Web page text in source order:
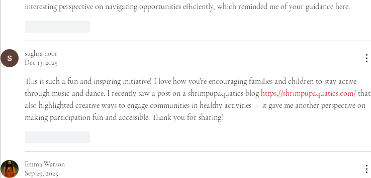
interesting perspective on navigating opportunities efficiently, which reminded me of your guidance here.
sughra noor
Dec 13, 2025
This is such a fun and inspiring initiative! I love how you’re encouraging families and children to stay active
through music and dance. I recently saw a post on a shrimpupaquatics blog https://shrimpupaquatics.com/ that
also highlighted creative ways to engage communities in healthy activities — it gave me another perspective on
making participation fun and accessible. Thank you for sharing!
Emma Watson
Sep 29, 2025